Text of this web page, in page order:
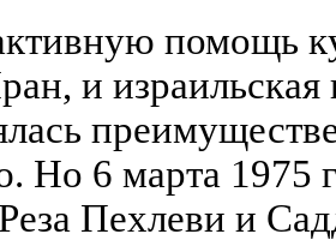
помощь
и
Но 6 марта 1975
Пехлеви и